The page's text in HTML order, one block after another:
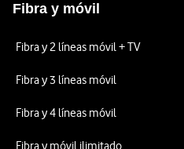
Fibra y móvil
Fibra y 2 líneas móvil + TV
Fibra y 3 líneas móvil
Fibra y 4 líneas móvil
Fibra y móvil ilimitado